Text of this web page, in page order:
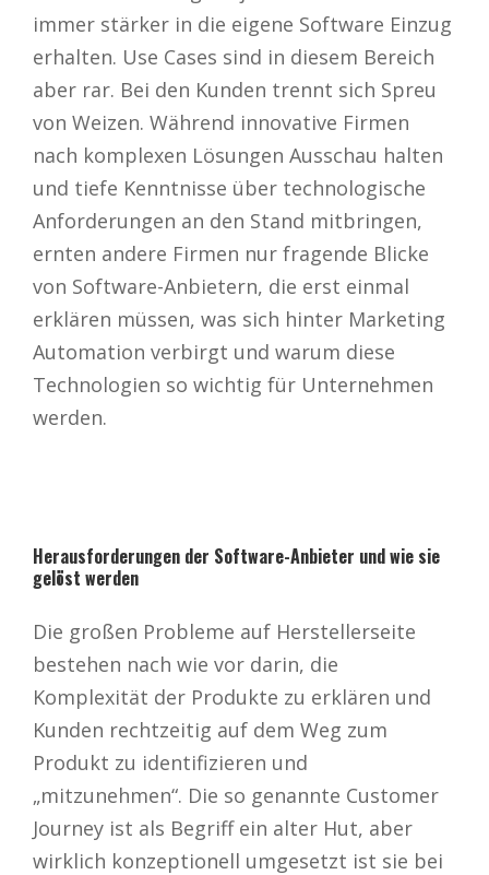
immer stärker in die eigene Software Einzug
erhalten. Use Cases sind in diesem Bereich
aber rar. Bei den Kunden trennt sich Spreu
von Weizen. Während innovative Firmen
nach komplexen Lösungen Ausschau halten
und tiefe Kenntnisse über technologische
Anforderungen an den Stand mitbringen,
ernten andere Firmen nur fragende Blicke
von Software-Anbietern, die erst einmal
erklären müssen, was sich hinter Marketing
Automation verbirgt und warum diese
Technologien so wichtig für Unternehmen
werden.
Herausforderungen der Software-Anbieter und wie sie
gelöst werden
Die großen Probleme auf Herstellerseite
bestehen nach wie vor darin, die
Komplexität der Produkte zu erklären und
Kunden rechtzeitig auf dem Weg zum
Produkt zu identifizieren und
„mitzunehmen“. Die so genannte Customer
Journey ist als Begriff ein alter Hut, aber
wirklich konzeptionell umgesetzt ist sie bei